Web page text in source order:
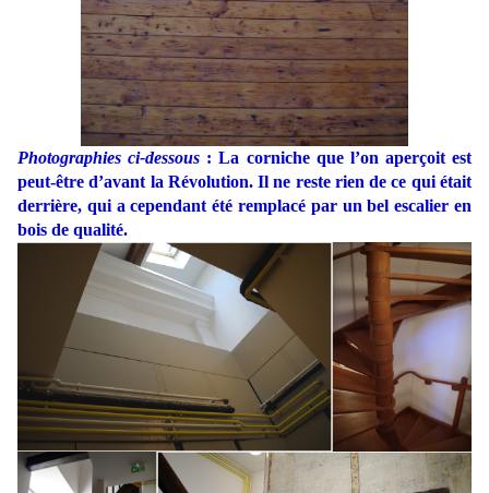
Photographies ci-dessous : La corniche que l’on aperçoit est
peut-être d’avant la Révolution. Il ne reste rien de ce qui était
derrière, qui a cependant été remplacé par un bel escalier en
bois de qualité.